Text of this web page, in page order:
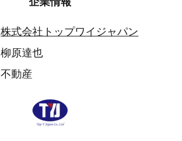
株式会社トップワイジャパン
柳原達也
不動産